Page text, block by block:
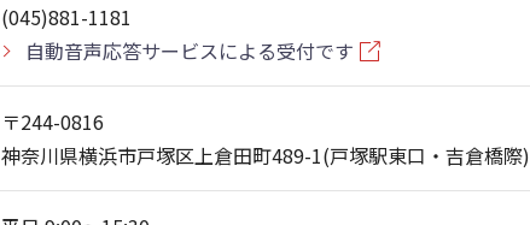
(045)881-1181
自動音声応答サービスによる受付です
〒244-0816
神奈川県横浜市戸塚区上倉田町489-1(戸塚駅東口・吉倉橋際)